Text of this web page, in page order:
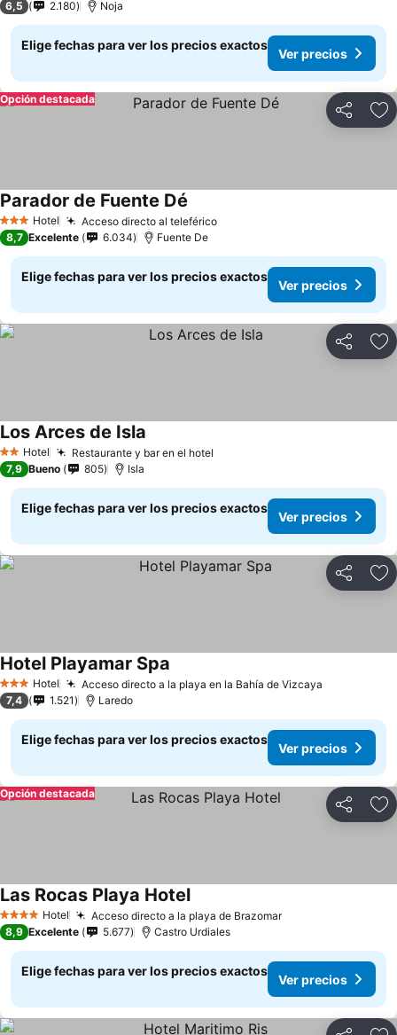
6,5
2.180 Noja
Elige fechas para ver los precios exactos
Ver precios
Compartir
Opción destacada
3 Estrellas
Hotel Acceso directo al teleférico
Parador de Fuente Dé
8,7 Excelente 6.034 Fuente De
Elige fechas para ver los precios exactos
Ver precios
Compartir
2 Estrellas
Hotel Restaurante y bar en el hotel
Los Arces de Isla
7,9 Bueno 805 Isla
Elige fechas para ver los precios exactos
Ver precios
Compartir
3 Estrellas
Hotel Acceso directo a la playa en la Bahía de Vizcaya
Hotel Playamar Spa
7,4 1.521 Laredo
Elige fechas para ver los precios exactos
Ver precios
Compartir
Opción destacada
4 EstrellasHotel Acceso directo a la playa de Brazomar
Las Rocas Playa Hotel
8,9 Excelente 5.677 Castro Urdiales
Elige fechas para ver los precios exactos
Ver precios